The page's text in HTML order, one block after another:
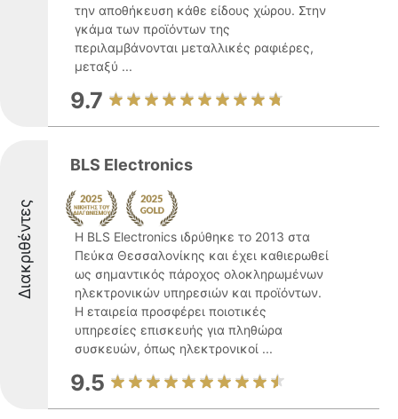
την αποθήκευση κάθε είδους χώρου. Στην
γκάμα των προϊόντων της
περιλαμβάνονται μεταλλικές ραφιέρες,
μεταξύ ...
9.7
Διακριθέντες
BLS Electronics
Η BLS Electronics ιδρύθηκε το 2013 στα
Πεύκα Θεσσαλονίκης και έχει καθιερωθεί
ως σημαντικός πάροχος ολοκληρωμένων
ηλεκτρονικών υπηρεσιών και προϊόντων.
Η εταιρεία προσφέρει ποιοτικές
υπηρεσίες επισκευής για πληθώρα
συσκευών, όπως ηλεκτρονικοί ...
9.5